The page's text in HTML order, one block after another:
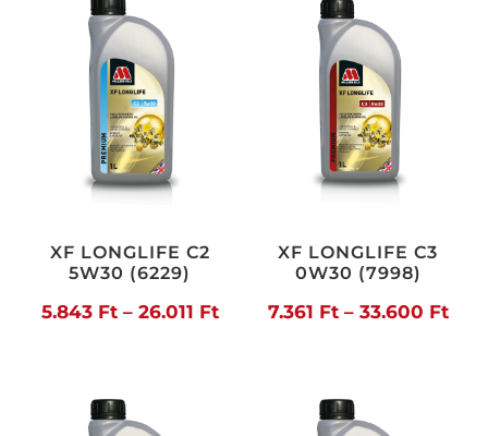
XF LONGLIFE C2
5W30 (6229)
5.843 Ft – 26.011 FtÁrtartomány:
XF LONGLIFE C3
0W30 (7998)
7.361 Ft – 33.600 Ft